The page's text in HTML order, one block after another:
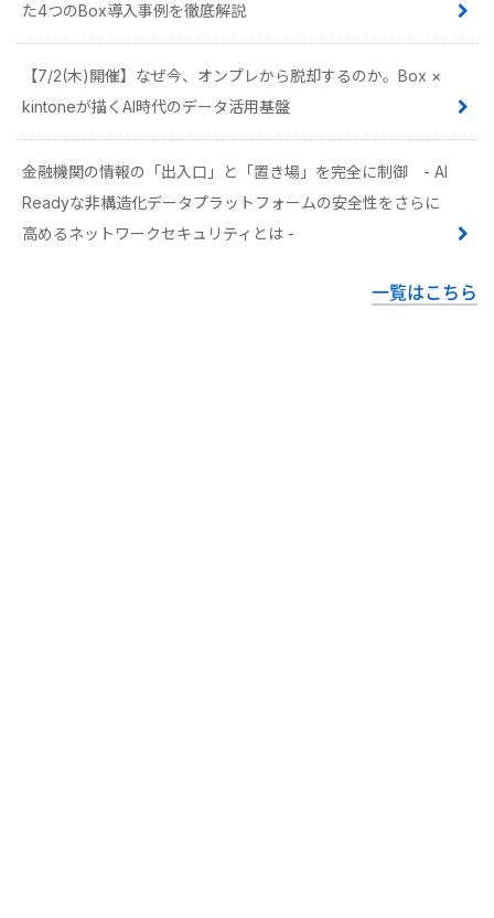
た4つのBox導入事例を徹底解説
【7/2(木)開催】なぜ今、オンプレから脱却するのか。Box ×
kintoneが描くAI時代のデータ活用基盤
金融機関の情報の「出入口」と「置き場」を完全に制御 - AI
Readyな非構造化データプラットフォームの安全性をさらに
高めるネットワークセキュリティとは -
一覧はこちら